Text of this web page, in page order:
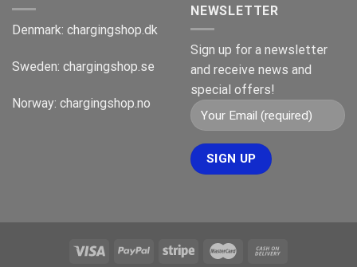
Denmark: chargingshop.dk
Sweden: chargingshop.se
Norway: chargingshop.no
NEWSLETTER
Sign up for a newsletter
and receive news and
special offers!